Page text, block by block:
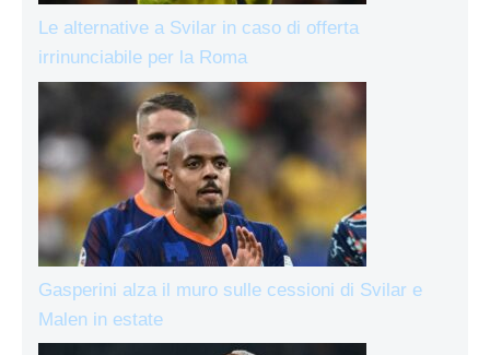
Le alternative a Svilar in caso di offerta
irrinunciabile per la Roma
Gasperini alza il muro sulle cessioni di Svilar e
Malen in estate